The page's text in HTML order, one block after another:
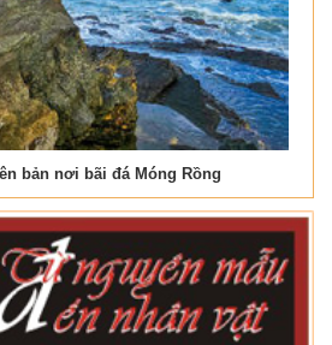
bản nơi bãi đá Móng Rồng